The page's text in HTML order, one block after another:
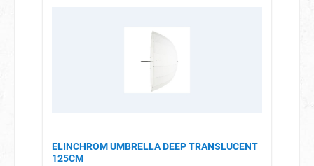
ELINCHROM UMBRELLA DEEP TRANSLUCENT
125CM